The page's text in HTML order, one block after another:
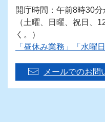
開庁時間：午前8時30
（土曜、日曜、祝日、
く。）
「昼休み業務」「水曜
メールでのお問